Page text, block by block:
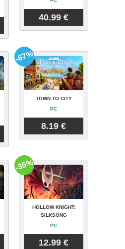
40.99 €
TOWN TO CITY
PC
8.19 €
-67%
HOLLOW KNIGHT:
SILKSONG
PC
12.99 €
-35%